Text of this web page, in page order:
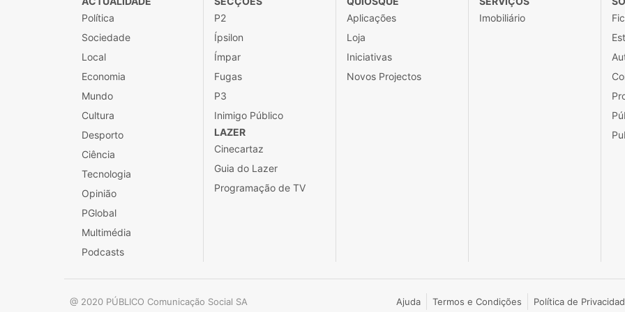
Política
Sociedade
Local
Economia
Mundo
Cultura
Desporto
Ciência
Tecnologia
Opinião
PGlobal
Multimédia
Podcasts
P2
Ípsilon
Ímpar
Fugas
P3
Inimigo Público
LAZER
Cinecartaz
Guia do Lazer
Programação de TV
Aplicações
Loja
Iniciativas
Novos Projectos
Imobiliário
@ 2020 PÚBLICO Comunicação Social SA Ajuda Termos e Condições Política de